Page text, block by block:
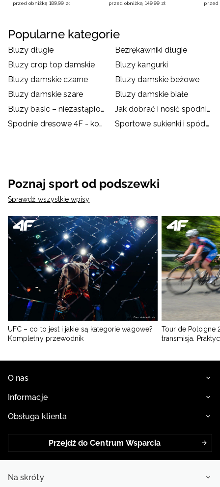
przed obniżką 189,99 zł
przed obniżką 149,99 zł
przed
Popularne kategorie
Bluzy długie
Bezrękawniki długie
Bluzy crop top damskie
Bluzy kangurki
Bluzy damskie czarne
Bluzy damskie beżowe
Bluzy damskie szare
Bluzy damskie białe
Bluzy basic – niezastąpione na chłodne wieczory!
Jak dobrać i nosić spodnie dresowe?
Spodnie dresowe 4F - kompendium
Sportowe sukienki i spódnice – jak je nosić?
Poznaj sport od podszewki
Sprawdź wszystkie wpisy
UFC – co to jest i jakie są kategorie wagowe?
Kompletny przewodnik
Tour de Pologne
transmisja.
O nas
Informacje
Obsługa klienta
Przejdź do Centrum Wsparcia
Na skróty